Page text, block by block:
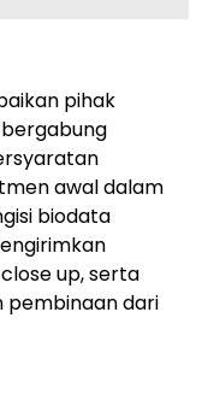
pihak
awal dalam
biodata
up, serta
pembinaan dari